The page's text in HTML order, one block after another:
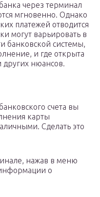
через терминал
мгновенно. Однако
платежей отводится
могут варьировать в
банковской системы,
и где открыта
других нюансов.
счета вы
карты
Сделать это
нажав в меню
о